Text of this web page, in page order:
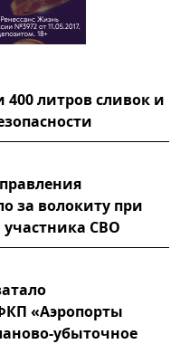
литров сливок и
за волокиту при
СВО
«Аэропорты
убыточное